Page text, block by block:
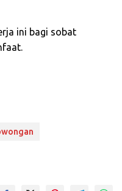
ini bagi sobat